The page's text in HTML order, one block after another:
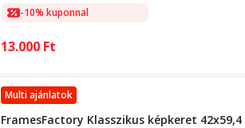
-10% kuponnal
13.000 Ft
Multi ajánlatok
FramesFactory Klasszikus képkeret